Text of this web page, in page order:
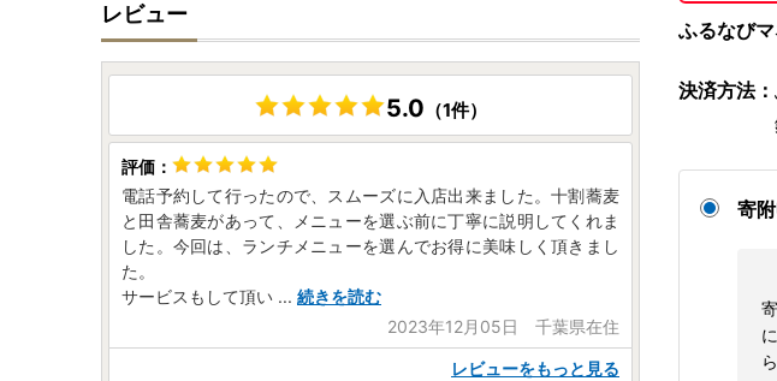
ふるなび
決済方法：
寄
レビュー
5.0 （1件）
電話予約して行ったので、スムーズに入店出来ました。十割蕎麦
と田舎蕎麦があって、メニューを選ぶ前に丁寧に説明してくれま
した。今回は、ランチメニューを選んでお得に美味しく頂きまし
た。
サービスもして頂い ... 続きを読む
2023年12月05日 千葉県在住
レビューをもっと見る